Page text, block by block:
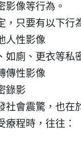
影像等行為。
，只要有以下行
人性影像
如廁、更衣等私
傳性影像
錄影
社會震驚，也在
療程時，往往：